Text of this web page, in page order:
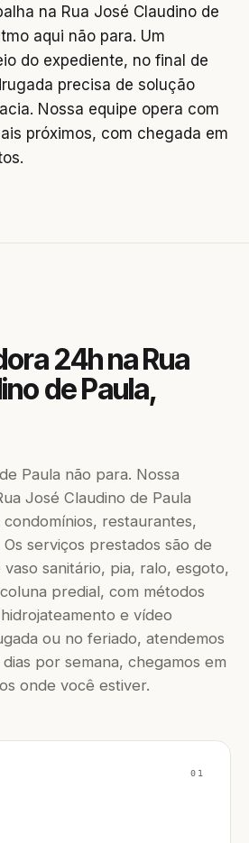
na Rua José Claudino de
aqui não para. Um
do expediente, no final de
precisa de solução
Nossa equipe opera com
próximos, com chegada em
24h na Rua
de Paula,
Paula não para. Nossa
José Claudino de Paula
restaurantes,
serviços prestados são de
sanitário, pia, ralo, esgoto,
predial, com métodos
e vídeo
ou no feriado, atendemos
por semana, chegamos em
onde você estiver.
01